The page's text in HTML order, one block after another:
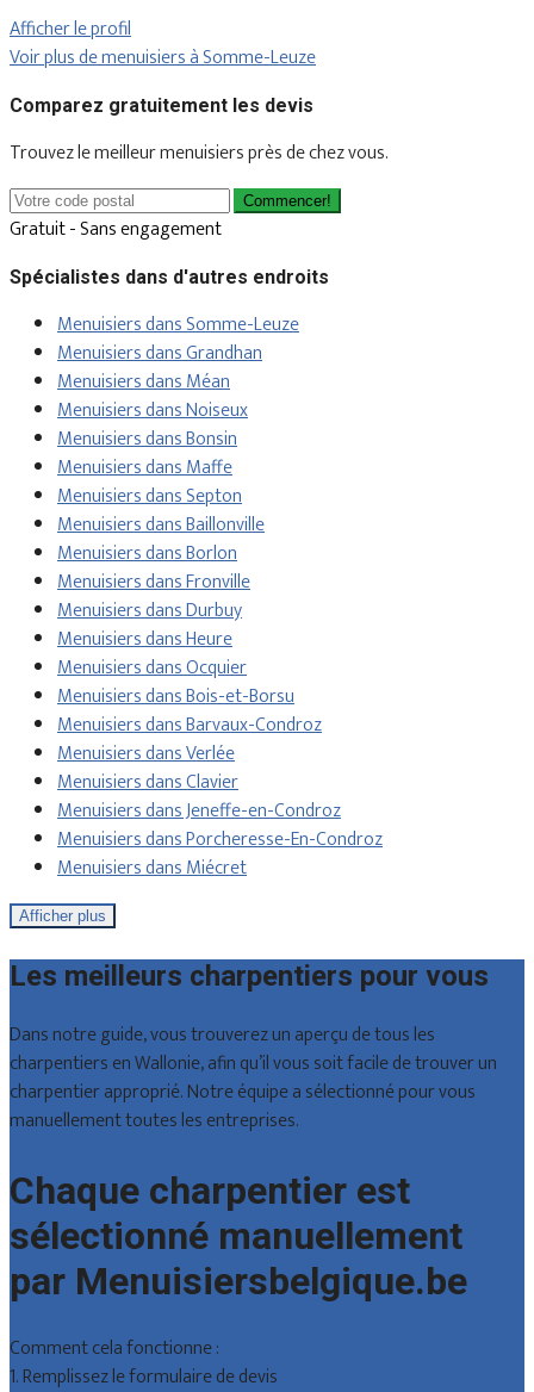
Afficher le profil
Voir plus de menuisiers à Somme-Leuze
Comparez gratuitement les devis
Trouvez le meilleur menuisiers près de chez vous.
Commencer!
Gratuit - Sans engagement
Spécialistes dans d'autres endroits
Menuisiers dans Somme-Leuze
Menuisiers dans Grandhan
Menuisiers dans Méan
Menuisiers dans Noiseux
Menuisiers dans Bonsin
Menuisiers dans Maffe
Menuisiers dans Septon
Menuisiers dans Baillonville
Menuisiers dans Borlon
Menuisiers dans Fronville
Menuisiers dans Durbuy
Menuisiers dans Heure
Menuisiers dans Ocquier
Menuisiers dans Bois-et-Borsu
Menuisiers dans Barvaux-Condroz
Menuisiers dans Verlée
Menuisiers dans Clavier
Menuisiers dans Jeneffe-en-Condroz
Menuisiers dans Porcheresse-En-Condroz
Menuisiers dans Miécret
Afficher plus
Les meilleurs charpentiers pour vous
Dans notre guide, vous trouverez un aperçu de tous les
charpentiers en Wallonie, afin qu’il vous soit facile de trouver un
charpentier approprié. Notre équipe a sélectionné pour vous
manuellement toutes les entreprises.
Chaque charpentier est
sélectionné manuellement
par Menuisiersbelgique.be
Comment cela fonctionne :
1. Remplissez le formulaire de devis